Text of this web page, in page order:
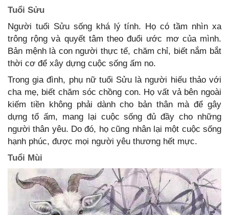
Tuổi Sửu
Người tuổi Sửu sống khá lý tính. Họ có tầm nhìn xa
trông rộng và quyết tâm theo đuổi ước mơ của mình.
Bản mệnh là con người thực tế, chăm chỉ, biết nắm bắt
thời cơ để xây dựng cuộc sống ấm no.
Trong gia đình, phụ nữ tuổi Sửu là người hiếu thảo với
cha mẹ, biết chăm sóc chồng con. Họ vất vả bên ngoài
kiếm tiền không phải dành cho bản thân mà để gây
dựng tổ ấm, mang lại cuộc sống đủ đầy cho những
người thân yêu. Do đó, họ cũng nhân lại một cuộc sống
hạnh phúc, được mọi người yêu thương hết mực.
Tuổi Mùi